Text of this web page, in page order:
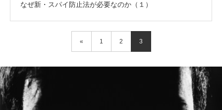
なぜ新・スパイ防止法が必要なのか（１）
« 1 2 3